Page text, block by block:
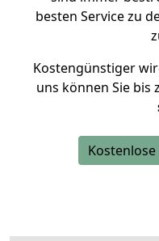
besten Service zu
Kostengünstiger
uns können Sie bis